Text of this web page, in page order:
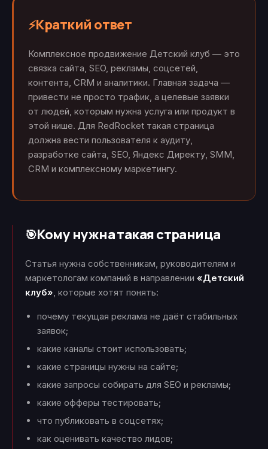
⚡Краткий ответ
Комплексное продвижение Детский клуб — это
связка сайта, SEO, рекламы, соцсетей,
контента, CRM и аналитики. Главная задача —
привести не просто трафик, а целевые заявки
от людей, которым нужна услуга или продукт в
этой нише. Для RedRocket такая страница
должна вести пользователя к аудиту,
разработке сайта, SEO, Яндекс Директу, SMM,
CRM и комплексному маркетингу.
🎯Кому нужна такая страница
Статья нужна собственникам, руководителям и
маркетологам компаний в направлении «Детский
клуб», которые хотят понять:
почему текущая реклама не даёт стабильных
заявок;
какие каналы стоит использовать;
какие страницы нужны на сайте;
какие запросы собирать для SEO и рекламы;
какие офферы тестировать;
что публиковать в соцсетях;
как оценивать качество лидов;